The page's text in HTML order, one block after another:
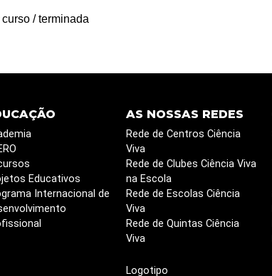
/ terminada
Educativos
Internacional de
AS NOSSAS REDES
Rede de Centros Ciência
Viva
Rede de Clubes Ciência Viva
na Escola
Rede de Escolas Ciência
Viva
Rede de Quintas Ciência
Viva
Logotipo